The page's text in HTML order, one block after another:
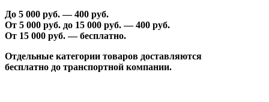
До 5 000 руб. —400 руб.
От 5 000 руб. до 15 000 руб. —400 руб.
От 15 000 руб. — бесплатно.
Отдельные категории товаров доставляются
бесплатно до транспортной компании.